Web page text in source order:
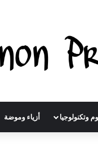
وتكنولوجيا أزياء وموضة